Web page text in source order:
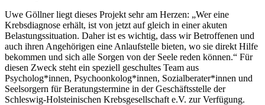
Uwe Göllner liegt dieses Projekt sehr am Herzen: „Wer eine
Krebsdiagnose erhält, ist von jetzt auf gleich in einer akuten
Belastungssituation. Daher ist es wichtig, dass wir Betroffenen und
auch ihren Angehörigen eine Anlaufstelle bieten, wo sie direkt Hilfe
bekommen und sich alle Sorgen von der Seele reden können.“ Für
diesen Zweck steht ein speziell geschultes Team aus
Psycholog*innen, Psychoonkolog*innen, Sozialberater*innen und
Seelsorgern für Beratungstermine in der Geschäftsstelle der
Schleswig-Holsteinischen Krebsgesellschaft e.V. zur Verfügung.